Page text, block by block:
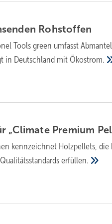
Roh­stof­fen
Tools green umfasst
in Deutschland mitÖkostrom.
„Climate Premium
kennzeichnet Holzpellets,
erfüllen.